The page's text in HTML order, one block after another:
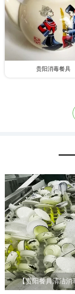
贵阳消毒餐具
【贵阳餐具清洁消